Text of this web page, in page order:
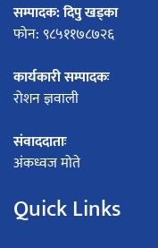
सम्पादक: दिपु खड्का
फोन: ९८५११७८७२६
कार्यकारी सम्पादकः
रोशन ज्ञवाली
संवाददाताः
अंकध्वज मोते
Quick Links